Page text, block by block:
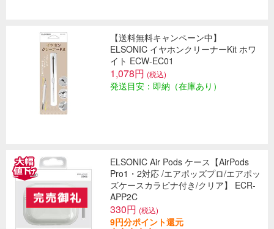
【送料無料キャンペーン中】
ELSONIC イヤホンクリーナーKit ホワ
イト ECW-EC01
1,078円 (税込)
発送目安：即納（在庫あり）
ELSONIC Air Pods ケース【AirPods
Pro1・2対応 /エアポッズプロ/エアポッ
ズケースカラビナ付き/クリア】 ECR-
APP2C
330円 (税込)
9円分ポイント還元